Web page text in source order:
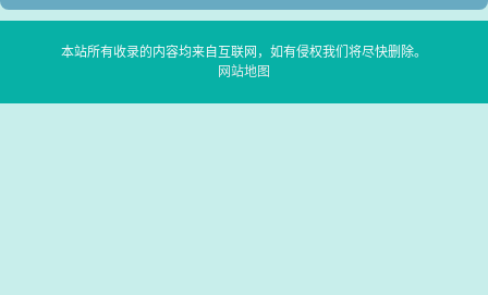
本站所有收录的内容均来自互联网，如有侵权我们将尽快删除。
网站地图